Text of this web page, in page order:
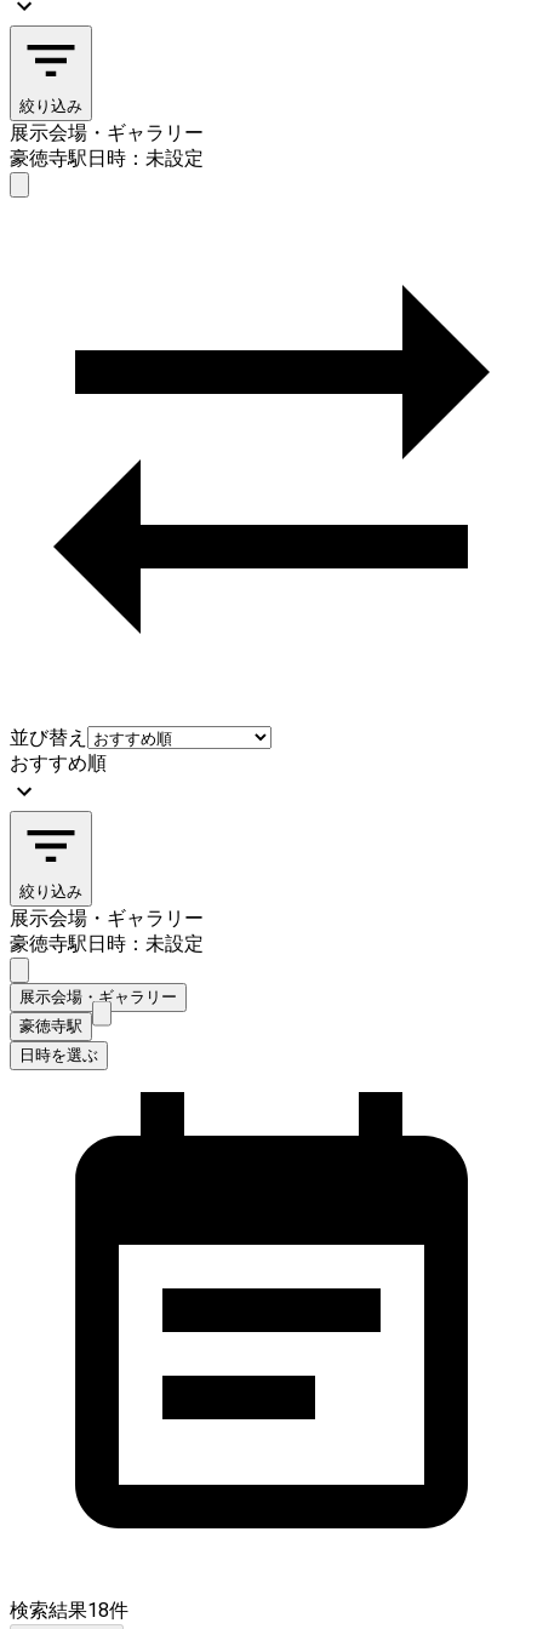
絞り込み
展示会場・ギャラリー
豪徳寺駅日時：未設定
並び替え
おすすめ順
絞り込み
展示会場・ギャラリー
豪徳寺駅日時：未設定
展示会場・ギャラリー
豪徳寺駅
日時を選ぶ
検索結果18件